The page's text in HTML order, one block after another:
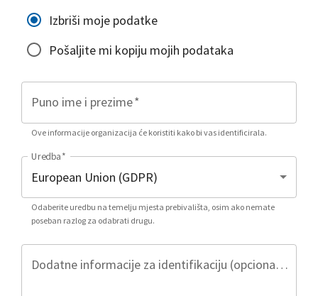
Izbriši moje podatke
Pošaljite mi kopiju mojih podataka
Puno ime i prezime*
Ove informacije organizacija će koristiti kako bi vas identificirala.
Uredba*
Odaberite uredbu na temelju mjesta prebivališta, osim ako nemate
poseban razlog za odabrati drugu.
Dodatne informacije za identifikaciju (opcionalno)